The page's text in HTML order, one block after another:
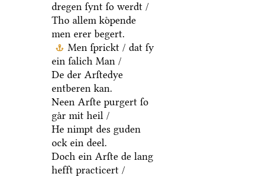
dregen ſynt ſo werdt /
Tho allem koͤpende
men erer begert.
Men ſprickt / dat ſy
ein ſalich Man /
De der Arſtedye
entberen kan.
Neen Arſte purgert ſo
gaͤr mit heil /
He nimpt des guden
ock ein deel.
Doch ein Arſte de lang
hefft practicert /